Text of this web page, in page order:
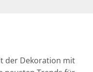
der Dekoration mit